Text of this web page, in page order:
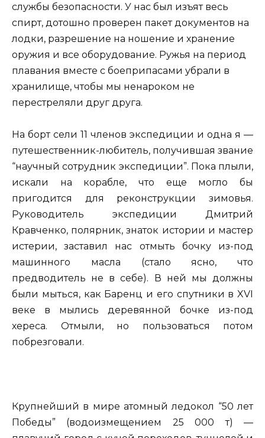
службы безопасности. У нас был изъят весь
спирт, дотошно проверен пакет документов на
лодки, разрешение на ношение и хранение
оружия и все оборудование. Ружья на период
плавания вместе с боеприпасами убрали в
хранилище, чтобы мы ненароком не
перестреляли друг друга.
На борт сели 11 членов экспедиции и одна я —
путешественник-любитель, получившая звание
“научный сотрудник экспедиции”. Пока плыли,
искали на корабле, что еще могло бы
пригодится для реконструкции зимовья.
Руководитель экспедиции Дмитрий
Кравченко, полярник, знаток истории и мастер
истерии, заставил нас отмыть бочку из-под
машинного масла (стало ясно, что
предводитель не в себе). В ней мы должны
были мыться, как Баренц и его спутники в XVI
веке в мылись деревянной бочке из-под
хереса. Отмыли, но пользоваться потом
побрезговали.
Крупнейший в мире атомный ледокол “50 лет
Победы” (водоизмещением 25 000 т) —